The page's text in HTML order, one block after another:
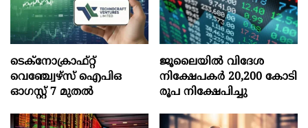
ടെക്‌നോക്രാഫ്‌റ്റ്‌
വെഞ്ച്വേഴ്‌സ്‌ ഐപിഒ
ഓഗസ്റ്റ്‌ 7 മുതല്‍
ജൂലൈയില്‍ വിദേശ
നിക്ഷേപകര്‍ 20,200 കോടി
രൂപ നിക്ഷേപിച്ചു